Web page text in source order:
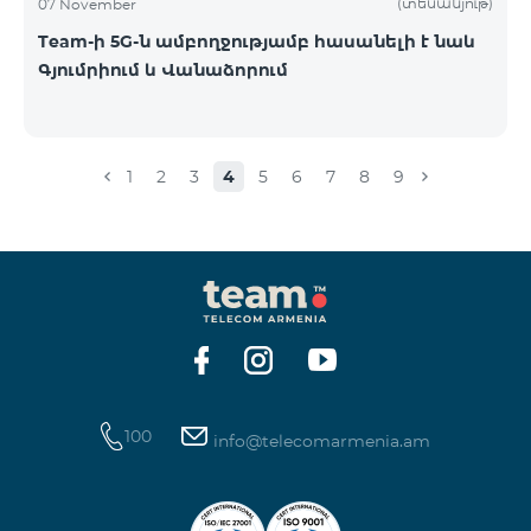
07 November
Team-ի 5G-ն ամբողջությամբ հասանելի է նաև
Գյումրիում և Վանաձորում
1 2 3 4 5 6 7 8 9
100 info@telecomarmenia.am